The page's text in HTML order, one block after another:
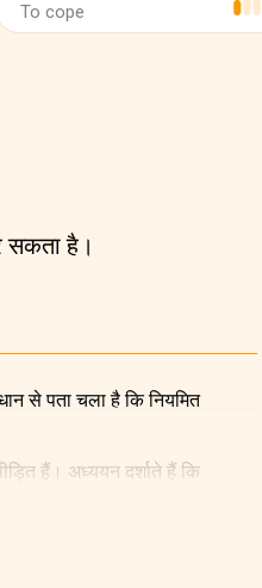
To cope
सकता है।
से पता चला है कि नियमित
हैं। अध्ययन दर्शाते हैं कि